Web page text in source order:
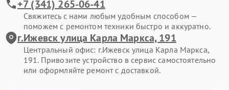
+7 (341) 265-06-41
Свяжитесь с нами любым удобным способом —
поможем с ремонтом техники быстро и аккуратно.
г.Ижевск улица Карла Маркса, 191
Центральный офис: г.Ижевск улица Карла Маркса,
191. Привозите устройство в сервис самостоятельно
или оформляйте ремонт с доставкой.